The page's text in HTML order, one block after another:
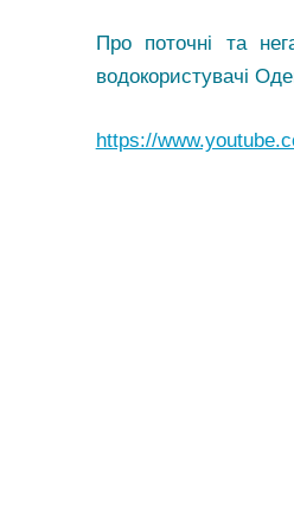
Про поточні та
водокористувачі
https://